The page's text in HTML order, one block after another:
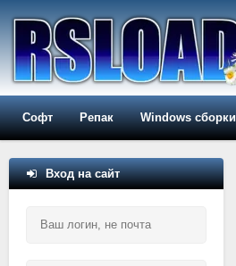
Софт Репак Windows сборки
Вход на сайт